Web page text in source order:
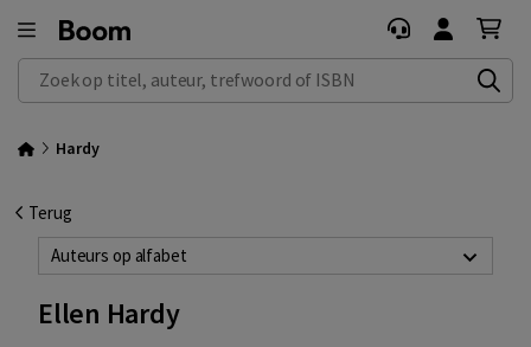
Zoek op titel, auteur, trefwoord of ISBN
Hardy
Terug
Auteurs op alfabet
Ellen Hardy